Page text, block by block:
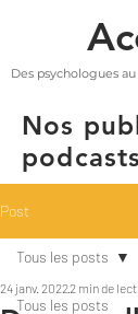
Des psychologues
Nos
podcasts
Post
Tous les posts
Tous les posts
24 janv. 20222 min de